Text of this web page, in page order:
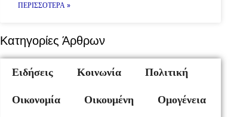
ΠΕΡΙΣΣΌΤΕΡΑ »
Κατηγορίες Άρθρων
Ειδήσεις Κοινωνία Πολιτική
Οικονομία Οικουμένη Ομογένεια